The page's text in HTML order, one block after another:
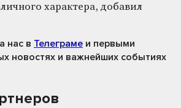
характера, добавил
нас в Телеграме и первыми
новостях и важнейших событиях